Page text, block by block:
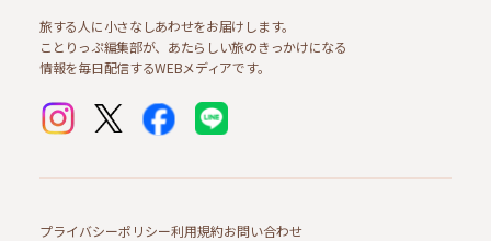
旅する人に小さなしあわせをお届けします。
ことりっぷ編集部が、あたらしい旅のきっかけになる
情報を毎日配信するWEBメディアです。
プライバシーポリシー利用規約お問い合わせ